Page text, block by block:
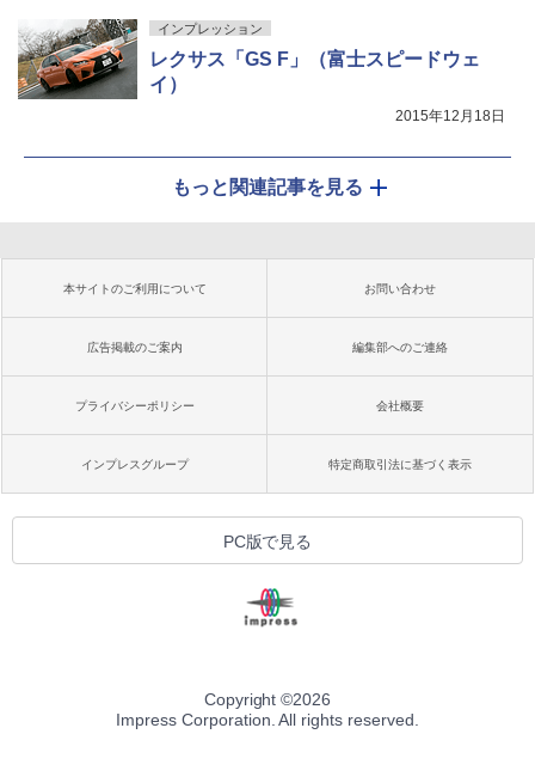
インプレッション
レクサス「GS F」（富士スピードウェ
イ）
2015年12月18日
もっと関連記事を見る
本サイトのご利用について お問い合わせ
広告掲載のご案内 編集部へのご連絡
プライバシーポリシー 会社概要
インプレスグループ 特定商取引法に基づく表示
PC版で見る
Copyright ©2026
Impress Corporation. All rights reserved.